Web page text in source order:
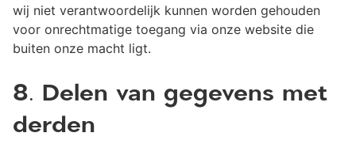
wij niet verantwoordelijk kunnen worden gehouden
voor onrechtmatige toegang via onze website die
buiten onze macht ligt.
8. Delen van gegevens met
derden